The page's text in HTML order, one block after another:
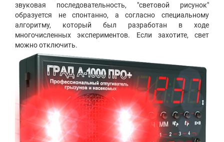
звуковая последовательность, "световой рисунок"
образуется не спонтанно, а согласно специальному
алгоритму, который был разработан в ходе
многочисленных экспериментов. Если захотите, свет
можно отключить.